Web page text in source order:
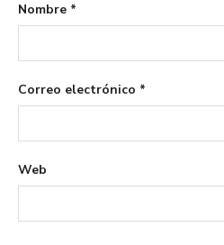
Nombre *
Correo electrónico *
Web